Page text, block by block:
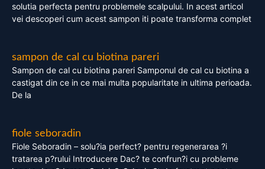
solutia perfecta pentru problemele scalpului. In acest articol
vei descoperi cum acest sampon iti poate transforma complet
sampon de cal cu biotina pareri
Sampon de cal cu biotina pareri Samponul de cal cu biotina a
castigat din ce in ce mai multa popularitate in ultima perioada.
De la
fiole seboradin
Fiole Seboradin – solu?ia perfect? pentru regenerarea ?i
tratarea p?rului Introducere Dac? te confrun?i cu probleme